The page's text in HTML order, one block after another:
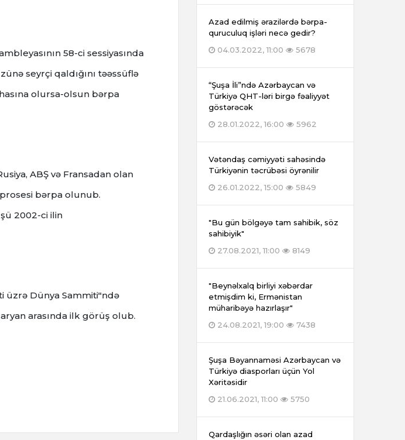
58-ci sessiyasında
seyrçi qaldığını təəssüflə
olursa-olsun bərpa
ABŞ və Fransadan olan
bərpa olunub.
2002-ci ilin
üzrə Dünya Sammiti"ndə
arasında ilk görüş olub.
Azad edilmiş ərazilərdə bərpa-
quruculuq işləri necə gedir?
04.03.2022, 11:00
5678
“Şuşa İli”ndə Azərbaycan və
Türkiyə QHT-ləri birgə fəaliyyət
göstərəcək
28.01.2022, 16:00
5962
Vətəndaş cəmiyyəti sahəsində
Türkiyənin təcrübəsi öyrənilir
26.01.2022, 15:00
5849
"Bu gün bölgəyə tam sahibik, söz
sahibiyik"
27.08.2021, 11:00
8149
"Beynəlxalq birliyi xəbərdar
etmişdim ki, Ermənistan
müharibəyə hazırlaşır"
24.08.2021, 19:00
7438
Şuşa Bəyannaməsi Azərbaycan və
Türkiyə diasporları üçün Yol
Xəritəsidir
21.06.2021, 11:00
5750
Qardaşlığın əsəri olan azad